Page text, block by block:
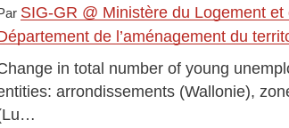
SIG-GR @ Ministère du Logement
de l’aménagement du
in total number of young
arrondissements (Wallonie),